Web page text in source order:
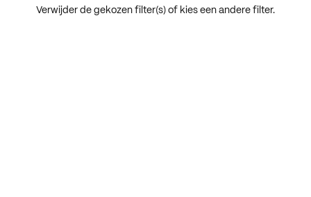
Verwijder de gekozen filter(s) of kies een andere filter.